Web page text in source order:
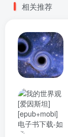
相关推荐